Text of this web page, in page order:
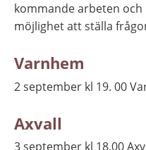
kommande arbeten
möjlighet att ställa
Varnhem
2 september kl 19. 00
Axvall
3 september kl 18.00